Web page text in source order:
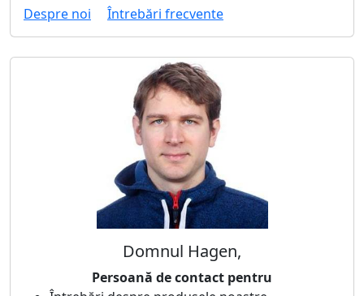
Despre noi
Întrebări frecvente
Domnul Hagen,
Persoană de contact pentru